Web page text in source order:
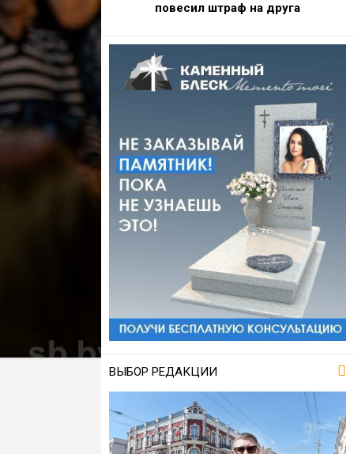
повесил штраф на друга
ВЫБОР РЕДАКЦИИ